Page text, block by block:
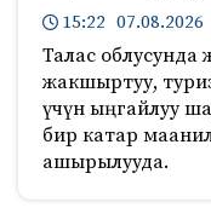
15:22 07.08.2026
Талас
жакшыртуу,
үчүн ыңгайлуу
бир катар
ашырылууда.